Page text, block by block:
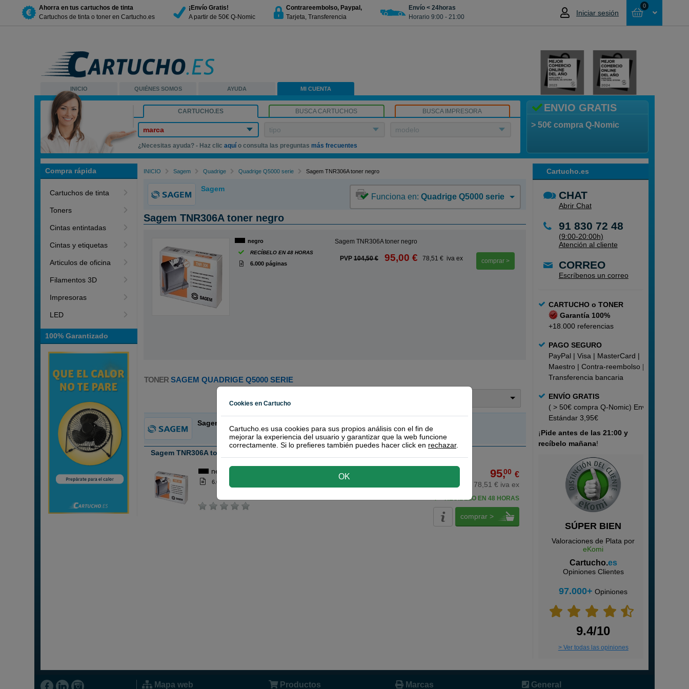
Ahorra en tus cartuchos de tinta
Cartuchos de tinta o toner en Cartucho.es
¡Envío Gratis!
A partir de 50€ Q-Nomic
Contrareembolso, Paypal,
Tarjeta, Transferencia
Envío < 24horas
Horario 9:00 - 21:00
Iniciar sesión
0
NO HAS SELECCIONADO NINGÚN
INICIO QUIÉNES SOMOS AYUDA MI CUENTA
ENVIO GRATIS
> 50€ compra Q-Nomic
CARTUCHO.ES BUSCA CARTUCHOS BUSCA IMPRESORA
marca tipo modelo
¿Necesitas ayuda? - Haz clicaquí o consulta las preguntas más frecuentes
Compra rápida
Cartuchos de tinta
Toners
Cintas entintadas
Cintas y etiquetas
Articulos de oficina
Filamentos 3D
Impresoras
LED
100% Garantizado
Cartucho.es
CHAT
Abrir Chat
91 830 72 48
(9:00-20:00h)
Atención al cliente
CORREO
Escríbenos un correo
CARTUCHO o TONER
Garantía 100%
+18.000 referencias
PAGO SEGURO
PayPal | Visa | MasterCard |
Maestro | Contra-reembolso |
Transferencia bancaria
ENVÍO GRATIS
( > 50€ compra Q-Nomic) Envío
Estándar 3,95€
¡Pide antes de las 21:00 y
recíbelo mañana!
SÚPER BIEN
Valoraciones de Plata por
eKomi
Cartucho.es
Opiniones Clientes
97.000+ Opiniones
9.4/10
> Ver todas las opiniones
INICIO Sagem Quadrige Quadrige Q5000 serie Sagem TNR306A toner negro
Sagem
Funciona en: Quadrige Q5000 serie
Sagem TNR306A toner negro
negro
RECÍBELO EN 48 HORAS
6.000 páginas
Sagem TNR306A toner negro
PVP 104,50 € 95,00 € 78,51 € iva ex comprar >
TONER SAGEM QUADRIGE Q5000 SERIE
Sagem
Sagem TNR306A toner negro
negro
6.000 páginas
95,00 €
78,51 € iva ex
RECÍBELO EN 48 HORAS
comprar >
Mapa web Productos Marcas General
Cookies en Cartucho
Cartucho.es usa cookies para sus propios análisis con el fin de
mejorar la experiencia del usuario y garantizar que la web funcione
correctamente. Si lo prefieres también puedes hacer click en rechazar.
OK